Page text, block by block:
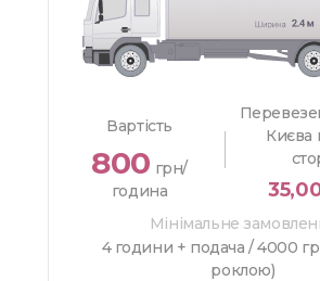
Вартість
800 грн/
година
Києва
Мінімальне
4 години + подача /4000
роклою)